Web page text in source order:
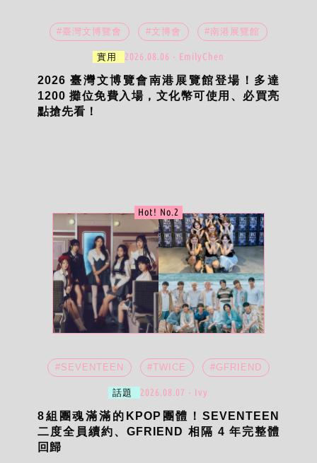
#臺灣文博覽會 #文博會 #南港展覽館
實用 2026.08.06 ‧ EmilyChen
2026 臺灣文博覽會南港展覽館登場！多達
1200 攤位免費入場，文化幣可使用、必買亮
點搶先看！
Hot! No.2
#SEVENTEEN #TWICE #GFRIEND
話題 2026.08.07 ‧ Ivy
8組團魂滿滿的KPOP團體！SEVENTEEN
二度全員續約、GFRIEND 相隔 4 年完整體
回歸